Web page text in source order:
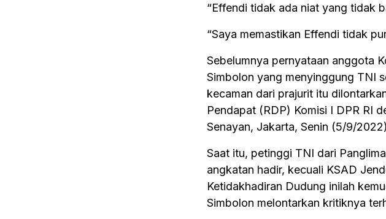
“Effendi tidak ada niat yang tidak
“Saya memastikan Effendi tidak
Sebelumnya pernyataan anggota
Simbolon yang menyinggung TNI
kecaman dari prajurit itu
Pendapat (RDP) Komisi I DPR RI
Senayan, Jakarta, Senin (5/9/
Saat itu, petinggi TNI dari
angkatan hadir, kecuali KSAD
Ketidakhadiran Dudung inilah
Simbolon melontarkan kritiknya